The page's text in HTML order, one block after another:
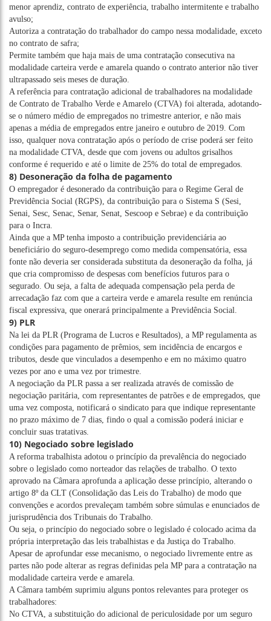
menor aprendiz, contrato de experiência, trabalho intermitente e trabalho
avulso;
Autoriza a contratação do trabalhador do campo nessa modalidade, exceto
no contrato de safra;
Permite também que haja mais de uma contratação consecutiva na
modalidade carteira verde e amarela quando o contrato anterior não tiver
ultrapassado seis meses de duração.
A referência para contratação adicional de trabalhadores na modalidade
de Contrato de Trabalho Verde e Amarelo (CTVA) foi alterada, adotando-
se o número médio de empregados no trimestre anterior, e não mais
apenas a média de empregados entre janeiro e outubro de 2019. Com
isso, qualquer nova contratação após o período de crise poderá ser feito
na modalidade CTVA, desde que com jovens ou adultos grisalhos
conforme é requerido e até o limite de 25% do total de empregados.
8) Desoneração da folha de pagamento
O empregador é desonerado da contribuição para o Regime Geral de
Previdência Social (RGPS), da contribuição para o Sistema S (Sesi,
Senai, Sesc, Senac, Senar, Senat, Sescoop e Sebrae) e da contribuição
para o Incra.
Ainda que a MP tenha imposto a contribuição previdenciária ao
beneficiário do seguro-desemprego como medida compensatória, essa
fonte não deveria ser considerada substituta da desoneração da folha, já
que cria compromisso de despesas com benefícios futuros para o
segurado. Ou seja, a falta de adequada compensação pela perda de
arrecadação faz com que a carteira verde e amarela resulte em renúncia
fiscal expressiva, que onerará principalmente a Previdência Social.
9) PLR
Na lei da PLR (Programa de Lucros e Resultados), a MP regulamenta as
condições para pagamento de prêmios, sem incidência de encargos e
tributos, desde que vinculados a desempenho e em no máximo quatro
vezes por ano e uma vez por trimestre.
A negociação da PLR passa a ser realizada através de comissão de
negociação paritária, com representantes de patrões e de empregados, que
uma vez composta, notificará o sindicato para que indique representante
no prazo máximo de 7 dias, findo o qual a comissão poderá iniciar e
concluir suas tratativas.
10) Negociado sobre legislado
A reforma trabalhista adotou o princípio da prevalência do negociado
sobre o legislado como norteador das relações de trabalho. O texto
aprovado na Câmara aprofunda a aplicação desse princípio, alterando o
artigo 8º da CLT (Consolidação das Leis do Trabalho) de modo que
convenções e acordos prevaleçam também sobre súmulas e enunciados de
jurisprudência dos Tribunais do Trabalho.
Ou seja, o princípio do negociado sobre o legislado é colocado acima da
própria interpretação das leis trabalhistas e da Justiça do Trabalho.
Apesar de aprofundar esse mecanismo, o negociado livremente entre as
partes não pode alterar as regras definidas pela MP para a contratação na
modalidade carteira verde e amarela.
A Câmara também suprimiu alguns pontos relevantes para proteger os
trabalhadores:
No CTVA, a substituição do adicional de periculosidade por um seguro